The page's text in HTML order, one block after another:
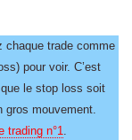
chaque trade comme
pour voir. C’est
le stop loss soit
gros mouvement.
trading n°1.